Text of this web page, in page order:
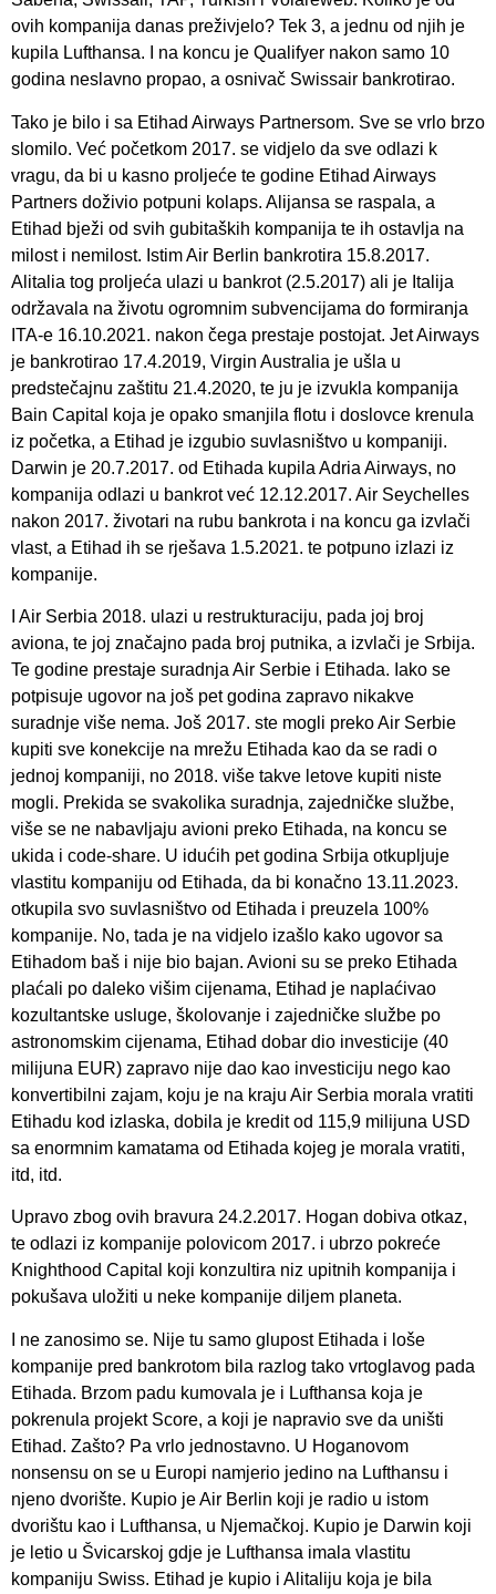
ovih kompanija danas preživjelo? Tek 3, a jednu od njih je
kupila Lufthansa. I na koncu je Qualifyer nakon samo 10
godina neslavno propao, a osnivač Swissair bankrotirao.
Tako je bilo i sa Etihad Airways Partnersom. Sve se vrlo brzo
slomilo. Već početkom 2017. se vidjelo da sve odlazi k
vragu, da bi u kasno proljeće te godine Etihad Airways
Partners doživio potpuni kolaps. Alijansa se raspala, a
Etihad bježi od svih gubitaških kompanija te ih ostavlja na
milost i nemilost. Istim Air Berlin bankrotira 15.8.2017.
Alitalia tog proljeća ulazi u bankrot (2.5.2017) ali je Italija
održavala na životu ogromnim subvencijama do formiranja
ITA-e 16.10.2021. nakon čega prestaje postojat. Jet Airways
je bankrotirao 17.4.2019, Virgin Australia je ušla u
predstečajnu zaštitu 21.4.2020, te ju je izvukla kompanija
Bain Capital koja je opako smanjila flotu i doslovce krenula
iz početka, a Etihad je izgubio suvlasništvo u kompaniji.
Darwin je 20.7.2017. od Etihada kupila Adria Airways, no
kompanija odlazi u bankrot već 12.12.2017. Air Seychelles
nakon 2017. životari na rubu bankrota i na koncu ga izvlači
vlast, a Etihad ih se rješava 1.5.2021. te potpuno izlazi iz
kompanije.
I Air Serbia 2018. ulazi u restrukturaciju, pada joj broj
aviona, te joj značajno pada broj putnika, a izvlači je Srbija.
Te godine prestaje suradnja Air Serbie i Etihada. Iako se
potpisuje ugovor na još pet godina zapravo nikakve
suradnje više nema. Još 2017. ste mogli preko Air Serbie
kupiti sve konekcije na mrežu Etihada kao da se radi o
jednoj kompaniji, no 2018. više takve letove kupiti niste
mogli. Prekida se svakolika suradnja, zajedničke službe,
više se ne nabavljaju avioni preko Etihada, na koncu se
ukida i code-share. U idućih pet godina Srbija otkupljuje
vlastitu kompaniju od Etihada, da bi konačno 13.11.2023.
otkupila svo suvlasništvo od Etihada i preuzela 100%
kompanije. No, tada je na vidjelo izašlo kako ugovor sa
Etihadom baš i nije bio bajan. Avioni su se preko Etihada
plaćali po daleko višim cijenama, Etihad je naplaćivao
kozultantske usluge, školovanje i zajedničke službe po
astronomskim cijenama, Etihad dobar dio investicije (40
milijuna EUR) zapravo nije dao kao investiciju nego kao
konvertibilni zajam, koju je na kraju Air Serbia morala vratiti
Etihadu kod izlaska, dobila je kredit od 115,9 milijuna USD
sa enormnim kamatama od Etihada kojeg je morala vratiti,
itd, itd.
Upravo zbog ovih bravura 24.2.2017. Hogan dobiva otkaz,
te odlazi iz kompanije polovicom 2017. i ubrzo pokreće
Knighthood Capital koji konzultira niz upitnih kompanija i
pokušava uložiti u neke kompanije diljem planeta.
I ne zanosimo se. Nije tu samo glupost Etihada i loše
kompanije pred bankrotom bila razlog tako vrtoglavog pada
Etihada. Brzom padu kumovala je i Lufthansa koja je
pokrenula projekt Score, a koji je napravio sve da uništi
Etihad. Zašto? Pa vrlo jednostavno. U Hoganovom
nonsensu on se u Europi namjerio jedino na Lufthansu i
njeno dvorište. Kupio je Air Berlin koji je radio u istom
dvorištu kao i Lufthansa, u Njemačkoj. Kupio je Darwin koji
je letio u Švicarskoj gdje je Lufthansa imala vlastitu
kompaniju Swiss. Etihad je kupio i Alitaliju koja je bila